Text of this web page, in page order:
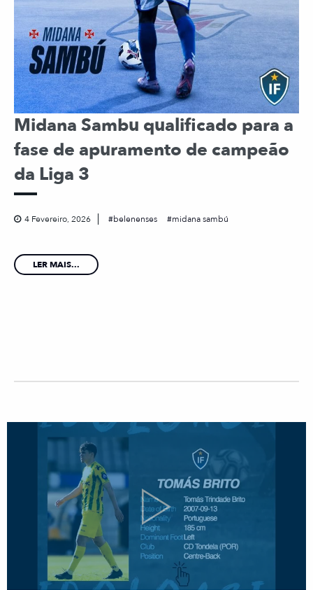
Midana Sambu qualificado para a
fase de apuramento de campeão
da Liga 3
4 Fevereiro, 2026 belenenses midana sambú
LER MAIS...